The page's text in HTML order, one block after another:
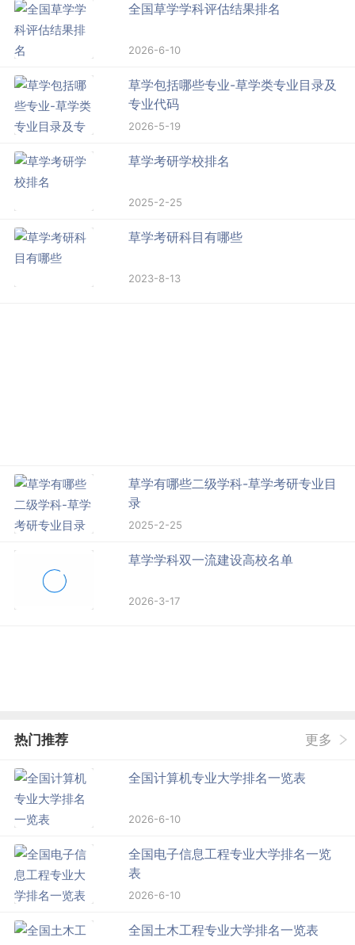
全国草学学科评估结果排名
2026-6-10
草学包括哪些专业-草学类专业目录及
专业代码
2026-5-19
草学考研学校排名
2025-2-25
草学考研科目有哪些
2023-8-13
草学有哪些二级学科-草学考研专业目
录
2025-2-25
草学学科双一流建设高校名单
2026-3-17
热门推荐 更多
全国计算机专业大学排名一览表
2026-6-10
全国电子信息工程专业大学排名一览
表
2026-6-10
全国土木工程专业大学排名一览表